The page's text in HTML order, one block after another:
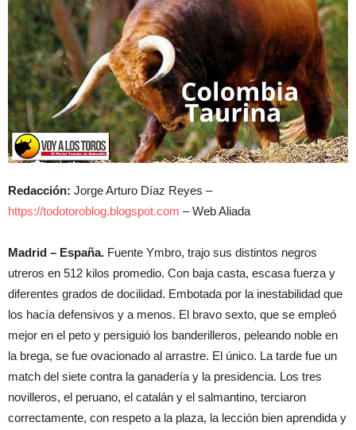
Redacción: Jorge Arturo Díaz Reyes –
https://todotoroblog.blogspot.com – Web Aliada
Madrid – España. Fuente Ymbro, trajo sus distintos negros
utreros en 512 kilos promedio. Con baja casta, escasa fuerza y
diferentes grados de docilidad. Embotada por la inestabilidad que
los hacía defensivos y a menos. El bravo sexto, que se empleó
mejor en el peto y persiguió los banderilleros, peleando noble en
la brega, se fue ovacionado al arrastre. El único. La tarde fue un
match del siete contra la ganadería y la presidencia. Los tres
novilleros, el peruano, el catalán y el salmantino, terciaron
correctamente, con respeto a la plaza, la lección bien aprendida y